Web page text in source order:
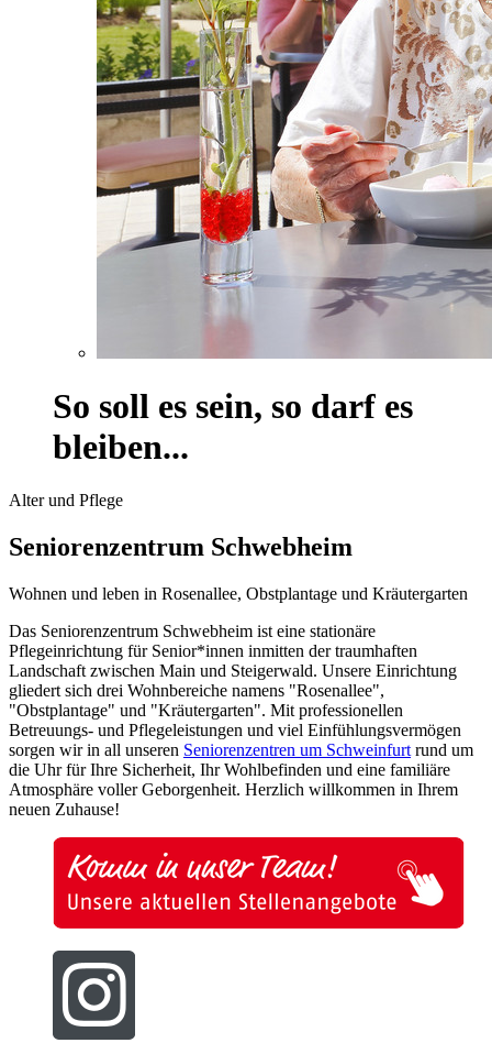
So soll es sein, so darf es
bleiben...
Alter und Pflege
Seniorenzentrum Schwebheim
Wohnen und leben in Rosenallee, Obstplantage und Kräutergarten
Das Seniorenzentrum Schwebheim ist eine stationäre
Pflegeinrichtung für Senior*innen inmitten der traumhaften
Landschaft zwischen Main und Steigerwald. Unsere Einrichtung
gliedert sich drei Wohnbereiche namens "Rosenallee",
"Obstplantage" und "Kräutergarten". Mit professionellen
Betreuungs- und Pflegeleistungen und viel Einfühlungsvermögen
sorgen wir in all unseren Seniorenzentren um Schweinfurt rund um
die Uhr für Ihre Sicherheit, Ihr Wohlbefinden und eine familiäre
Atmosphäre voller Geborgenheit. Herzlich willkommen in Ihrem
neuen Zuhause!